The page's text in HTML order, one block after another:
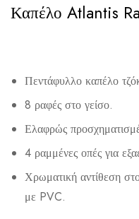
Καπέλο Atlantis
Πεντάφυλλο καπέλο
8 ραφές στο γείσο.
Ελαφρώς
4 ραμμένες οπές για
Χρωματική αντίθεση
με PVC.